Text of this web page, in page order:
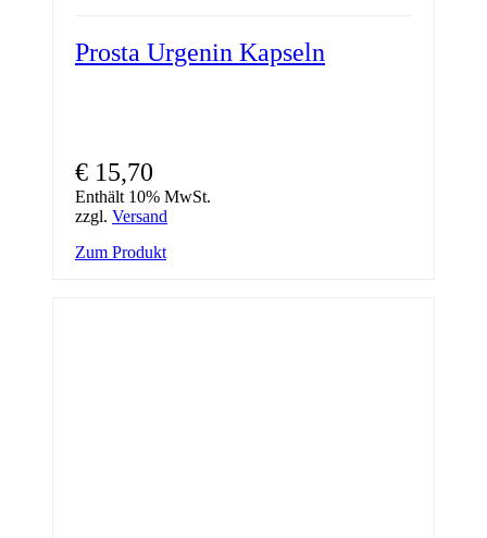
Prosta Urgenin Kapseln
€ 15,70
Enthält 10% MwSt.
zzgl. Versand
Zum Produkt